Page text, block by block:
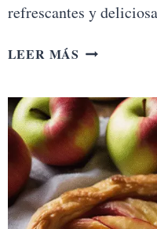
refrescantes y
LEER MÁS TARTAS
RECETAS
PARA
EL
VERANO